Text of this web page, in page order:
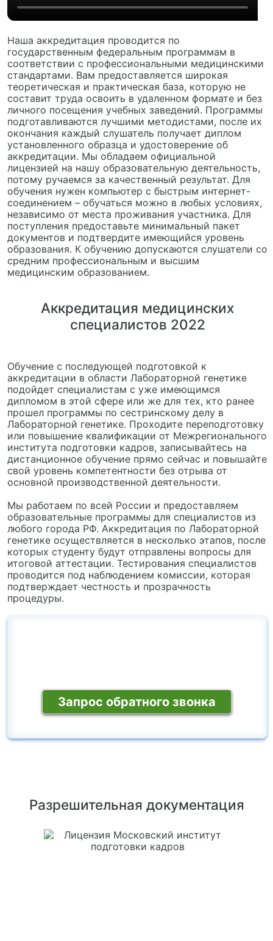
Наша аккредитация проводится по
государственным федеральным программам в
соответствии с профессиональными медицинскими
стандартами. Вам предоставляется широкая
теоретическая и практическая база, которую не
составит труда освоить в удаленном формате и без
личного посещения учебных заведений. Программы
подготавливаются лучшими методистами, после их
окончания каждый слушатель получает диплом
установленного образца и удостоверение об
аккредитации. Мы обладаем официальной
лицензией на нашу образовательную деятельность,
потому ручаемся за качественный результат. Для
обучения нужен компьютер с быстрым интернет-
соединением – обучаться можно в любых условиях,
независимо от места проживания участника. Для
поступления предоставьте минимальный пакет
документов и подтвердите имеющийся уровень
образования. К обучению допускаются слушатели со
средним профессиональным и высшим
медицинским образованием.
Аккредитация медицинских
специалистов 2022
Обучение с последующей подготовкой к
аккредитации в области Лабораторной генетике
подойдет специалистам с уже имеющимся
дипломом в этой сфере или же для тех, кто ранее
прошел программы по сестринскому делу в
Лабораторной генетике. Проходите переподготовку
или повышение квалификации от Межрегионального
института подготовки кадров, записывайтесь на
дистанционное обучение прямо сейчас и повышайте
свой уровень компетентности без отрыва от
основной производственной деятельности.
Мы работаем по всей России и предоставляем
образовательные программы для специалистов из
любого города РФ. Аккредитация по Лабораторной
генетике осуществляется в несколько этапов, после
которых студенту будут отправлены вопросы для
итоговой аттестации. Тестирования специалистов
проводится под наблюдением комиссии, которая
подтверждает честность и прозрачность
процедуры.
Запрос обратного звонка
Разрешительная документация